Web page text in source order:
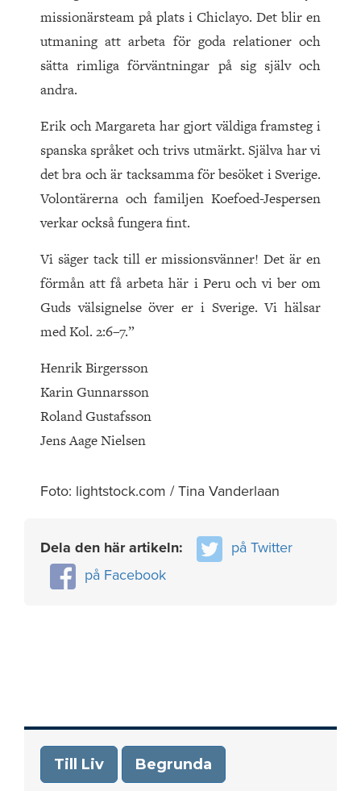
missionärsteam på plats i Chiclayo. Det blir en
utmaning att arbeta för goda relationer och
sätta rimliga förväntningar på sig själv och
andra.
Erik och Margareta har gjort väldiga framsteg i
spanska språket och trivs utmärkt. Själva har vi
det bra och är tacksamma för besöket i Sverige.
Volontärerna och familjen Koefoed-Jespersen
verkar också fungera fint.
Vi säger tack till er missionsvänner! Det är en
förmån att få arbeta här i Peru och vi ber om
Guds välsignelse över er i Sverige. Vi hälsar
med Kol. 2:6–7.”
Henrik Birgersson
Karin Gunnarsson
Roland Gustafsson
Jens Aage Nielsen
Foto: lightstock.com / Tina Vanderlaan
Dela den här artikeln:
på Twitter
på Facebook
Till Liv Begrunda